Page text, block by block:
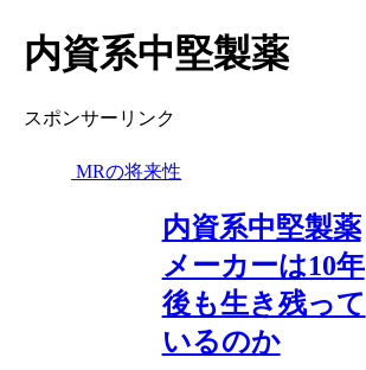
内資系中堅製薬
スポンサーリンク
MRの将来性
内資系中堅製薬
メーカーは10年
後も生き残って
いるのか